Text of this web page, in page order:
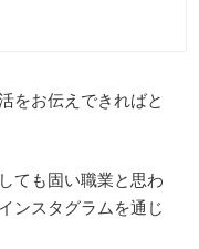
をお伝えできればと
ても固い職業と思わ
ンスタグラムを通じ